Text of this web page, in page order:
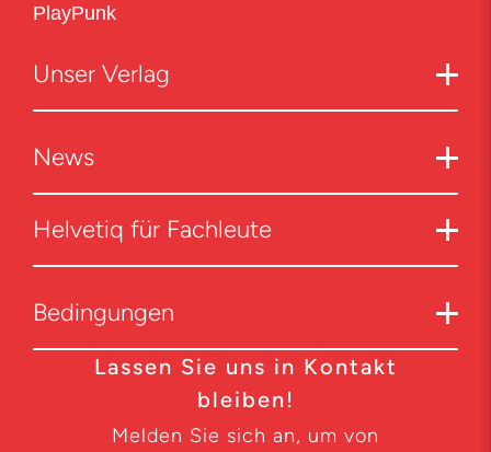
PlayPunk
Unser Verlag
News
Helvetiq für Fachleute
Bedingungen
Lassen Sie uns in Kontakt
bleiben!
Melden Sie sich an, um von